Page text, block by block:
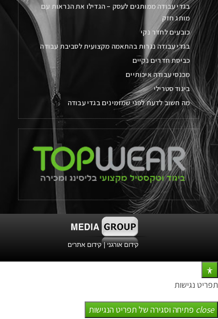
בגדי עבודה ממותגים לעסק – הגדילו את הנראות עם
מותג חזק
כובעים לחדר נקי
בגדי עבודה נגרות בהתאמה מקצועית לסביבת עבודה
כביסת חדרים נקיים
מכנסי עבודה איכותיים
ביגוד סטרילי
מה חשוב לדעת לפני שמזמינים בגדי עבודה
קידום אורגני|קידום אתרים
תפריט נגישות
close פתיחה וסגירה של תפריט הנגישות